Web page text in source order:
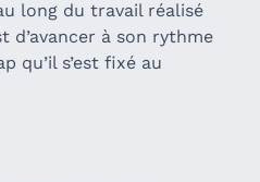
long du travail réalisé
d’avancer à son rythme
qu’il s’est fixé au